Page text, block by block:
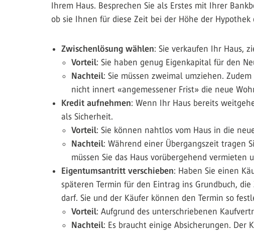
Ihrem Haus. Besprechen Sie als Erstes mit Ihrer
ob sie Ihnen für diese Zeit bei der Höhe der
Zwischenlösung wählen: Sie verkaufen Ihr Haus,
Vorteil: Sie haben genug Eigenkapital für den
Nachteil: Sie müssen zweimal umziehen.
nicht innert «angemessener Frist» die neue
Kredit aufnehmen: Wenn Ihr Haus bereits
als Sicherheit.
Vorteil: Sie können nahtlos vom Haus in die
Nachteil: Während einer Übergangszeit tragen
müssen Sie das Haus vorübergehend
Eigentumsantritt verschieben: Haben Sie einen
späteren Termin für den Eintrag ins Grundbuch,
darf. Sie und der Käufer können den Termin so
Vorteil: Aufgrund des unterschriebenen
Nachteil: Es braucht einige Absicherungen. Der